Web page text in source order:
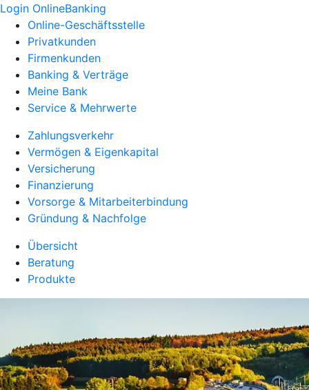
Login OnlineBanking
Online-Geschäftsstelle
Privatkunden
Firmenkunden
Banking & Verträge
Meine Bank
Service & Mehrwerte
Zahlungsverkehr
Vermögen & Eigenkapital
Versicherung
Finanzierung
Vorsorge & Mitarbeiterbindung
Gründung & Nachfolge
Übersicht
Beratung
Produkte